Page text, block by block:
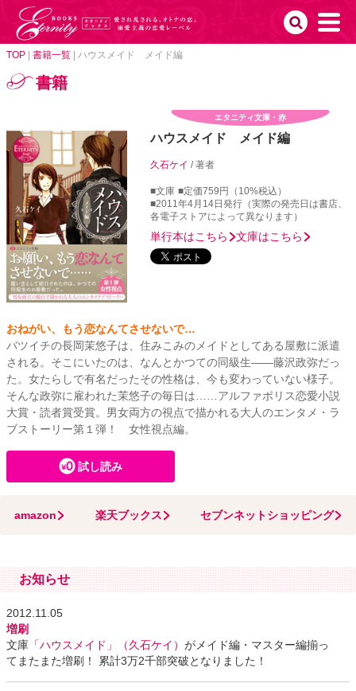
TOP 書籍一覧 ハウスメイド メイド編
書籍
エタニティ文庫・赤
ハウスメイド メイド編
久石ケイ/ 著者
■文庫 ■定価759円（10%税込）
■2011年4月14日発行（実際の発売日は書店、
各電子ストアによって異なります）
単行本はこちら 文庫はこちら
おねがい、もう恋なんてさせないで…
バツイチの長岡茉悠子は、住みこみのメイドとしてある屋敷に派遣
される。そこにいたのは、なんとかつての同級生――藤沢政弥だっ
た。女たらしで有名だったその性格は、今も変わっていない様子。
そんな政弥に雇われた茉悠子の毎日は……アルファポリス恋愛小説
大賞・読者賞受賞。男女両方の視点で描かれる大人のエンタメ・ラ
ブストーリー第１弾！ 女性視点編。
試し読み
amazon 楽天ブックス セブンネットショッピング
お知らせ
2012.11.05
増刷
文庫 「ハウスメイド」（久石ケイ） がメイド編・マスター編揃っ
てまたまた増刷！ 累計3万2千部突破となりました！